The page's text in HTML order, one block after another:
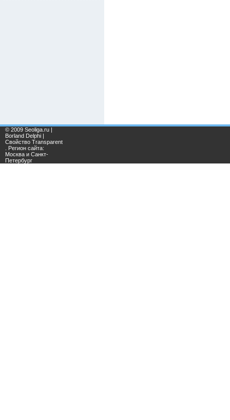
© 2009 Seoliga.ru |
Borland Delphi |
Свойство Transparent
. Регион сайта:
Москва и Санкт-
Петербург